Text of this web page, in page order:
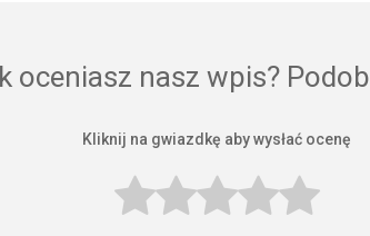
oceniasz nasz wpis?
Kliknij na gwiazdkę aby wysłać ocenę